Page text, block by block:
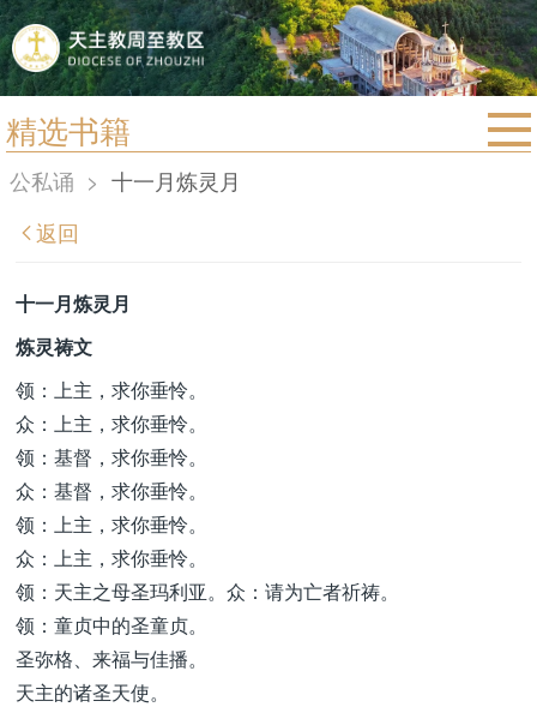
精选书籍
首页
宗教法规
教区简介
信仰文萃
教会圣月
公私诵 > 十一月炼灵月
返回
十一月炼灵月
炼灵祷文
领：上主，求你垂怜。
众：上主，求你垂怜。
领：基督，求你垂怜。
众：基督，求你垂怜。
领：上主，求你垂怜。
众：上主，求你垂怜。
领：天主之母圣玛利亚。众：请为亡者祈祷。
领：童贞中的圣童贞。
圣弥格、来福与佳播。
天主的诸圣天使。